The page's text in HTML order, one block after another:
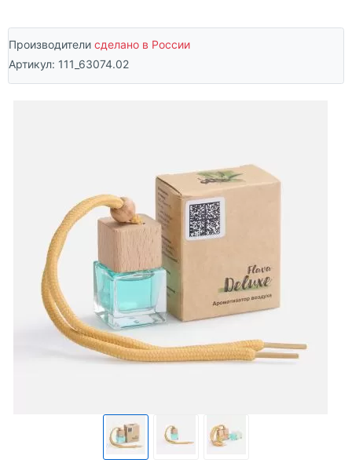
Производители сделано в России
Артикул: 111_63074.02